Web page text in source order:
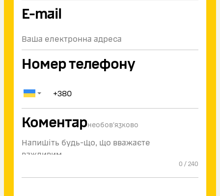
E-mail
Номер телефону
Коментарнеобов'язково
0 / 240